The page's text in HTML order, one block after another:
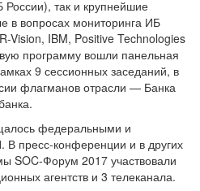
так и крупнейшие
в вопросах мониторинга ИБ
Vision, IBM, Positive Technologies
программу вошли панельная
9 сессионных заседаний, в
флагманов отрасли — Банка
федеральными и
пресс-конференции и в других
SOC-Форум 2017 участвовали
агентств и 3 телеканала.